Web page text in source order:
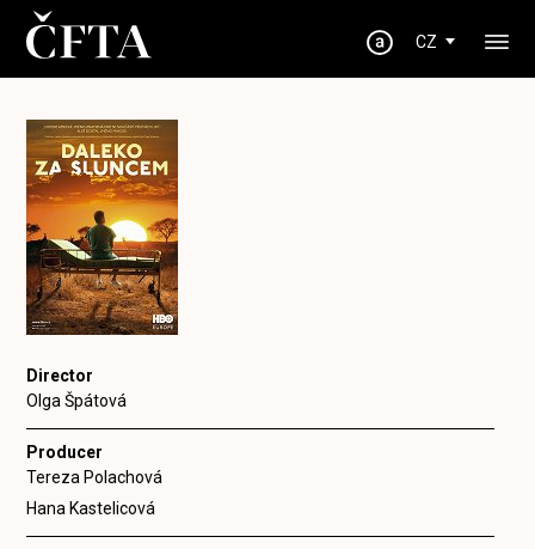
CZ
Director
Olga Špátová
Producer
Tereza Polachová
Hana Kastelicová